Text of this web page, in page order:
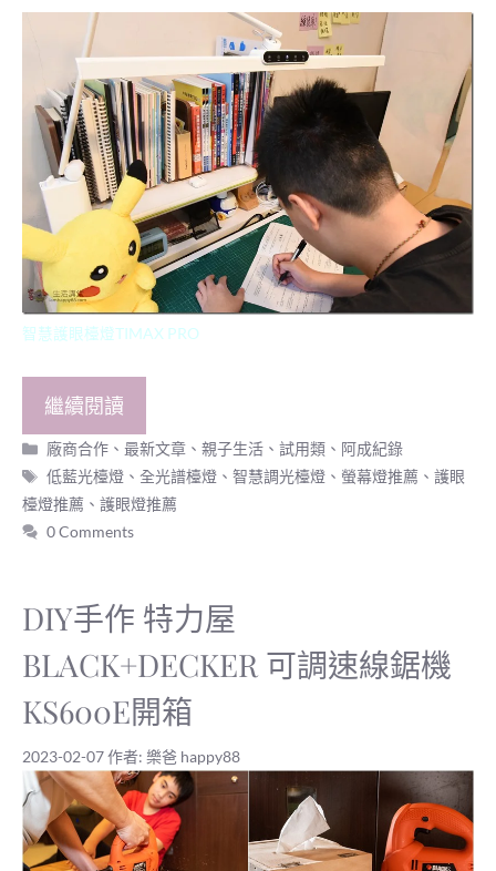
智慧護眼檯燈TIMAX PRO
繼續閱讀
分
類
廠商合作 、最新文章 、親子生活 、試用類 、 阿成紀錄
標
籤
低藍光檯燈 、全光譜檯燈 、智慧調光檯燈 、 螢幕燈推薦 、護眼
檯燈推薦 、 護眼燈推薦
0 Comments
DIY手作 特力屋
BLACK+DECKER 可調速線鋸機
KS600E開箱
2023-02-07作者: 樂爸 happy88